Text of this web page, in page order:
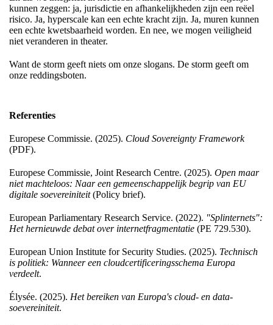
kunnen zeggen: ja, jurisdictie en afhankelijkheden zijn een reëel
risico. Ja, hyperscale kan een echte kracht zijn. Ja, muren kunnen
een echte kwetsbaarheid worden. En nee, we mogen veiligheid
niet veranderen in theater.
Want de storm geeft niets om onze slogans. De storm geeft om
onze reddingsboten.
Referenties
Europese Commissie. (2025). Cloud Sovereignty Framework
(PDF).
Europese Commissie, Joint Research Centre. (2025). Open maar
niet machteloos: Naar een gemeenschappelijk begrip van EU
digitale soevereiniteit(Policy brief).
European Parliamentary Research Service. (2022). "Splinternets":
Het hernieuwde debat over internetfragmentatie (PE 729.530).
European Union Institute for Security Studies. (2025). Technisch
is politiek: Wanneer een cloudcertificeringsschema Europa
verdeelt.
Élysée. (2025). Het bereiken van Europa's cloud- en data-
soevereiniteit.